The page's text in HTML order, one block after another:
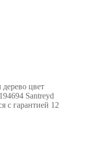
цвет
Santreyd
с гарантией 12